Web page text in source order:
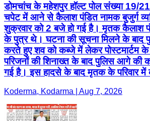
डोमचांच के महेशपुर हॉल्ट पोल संख्या 19/
चपेट में आने से कैलाश पंडित नामक बुजुर्ग
शुक्रवार को 2 बजे हो गई है। मृतक कैलाश
के पुत्र थे। घटना की सूचना मिलने के बाद
करते हुए शव को कब्जे में लेकर पोस्टमार्टम के
परिजनों की शिनाख्त के बाद पुलिस आगे की
गई है। इस हादसे के बाद मृतक के परिवार में
Koderma, Kodarma | Aug 7, 2026